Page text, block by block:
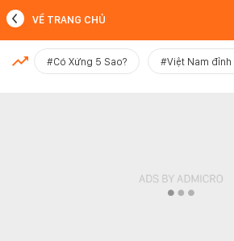
MỚI NHẤT
VỀ TRANG CHỦ
#Có Xứng 5 Sao? #Việt Nam đỉnh